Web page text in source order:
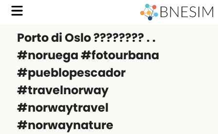
Porto di Oslo ???????? . .
#noruega #fotourbana
#pueblopescador
#travelnorway
#norwaytravel
#norwaynature